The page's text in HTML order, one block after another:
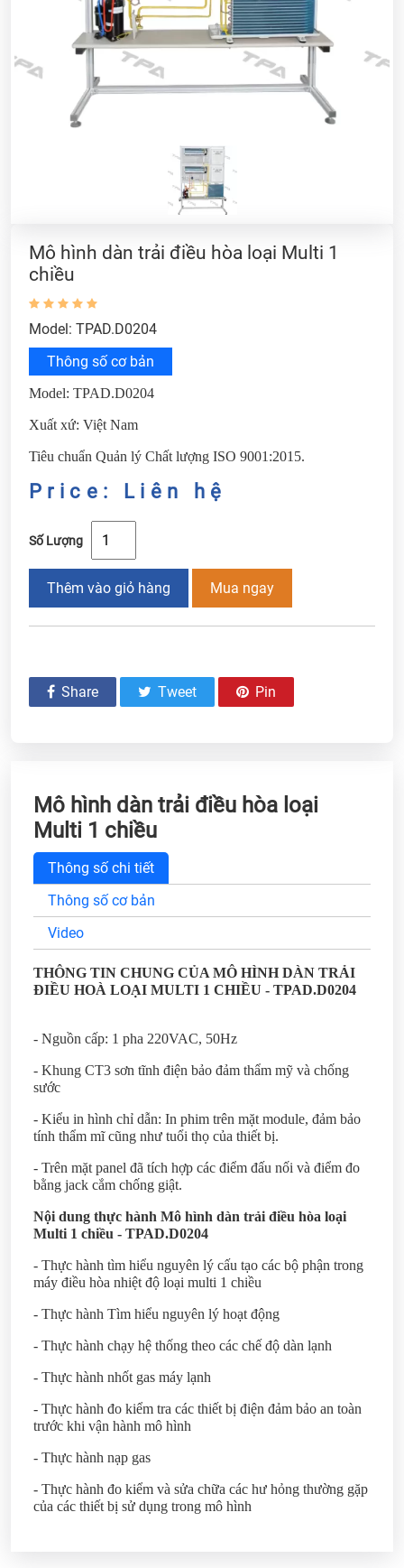
Mô hình dàn trải điều hòa loại Multi 1
chiều
Model: TPAD.D0204
Thông số cơ bản
Model: TPAD.D0204
Xuất xứ: Việt Nam
Tiêu chuẩn Quản lý Chất lượng ISO 9001:2015.
Price: Liên hệ
Số Lượng
Thêm vào giỏ hàng Mua ngay
Share Tweet Pin
Mô hình dàn trải điều hòa loại
Multi 1 chiều
Thông số chi tiết
Thông số cơ bản
Video
THÔNG TIN CHUNG CỦA MÔ HÌNH DÀN TRẢI
ĐIỀU HOÀ LOẠI MULTI 1 CHIỀU - TPAD.D0204
- Nguồn cấp: 1 pha 220VAC, 50Hz
- Khung CT3 sơn tĩnh điện bảo đảm thẩm mỹ và chống
sước
- Kiểu in hình chỉ dẫn: In phim trên mặt module, đảm bảo
tính thẩm mĩ cũng như tuổi thọ của thiết bị.
- Trên mặt panel đã tích hợp các điểm đấu nối và điểm đo
bằng jack cắm chống giật.
Nội dung thực hành Mô hình dàn trải điều hòa loại
Multi 1 chiều - TPAD.D0204
- Thực hành tìm hiểu nguyên lý cấu tạo các bộ phận trong
máy điều hòa nhiệt độ loại multi 1 chiều
- Thực hành Tìm hiểu nguyên lý hoạt động
- Thực hành chạy hệ thống theo các chế độ dàn lạnh
- Thực hành nhốt gas máy lạnh
- Thực hành đo kiểm tra các thiết bị điện đảm bảo an toàn
trước khi vận hành mô hình
- Thực hành nạp gas
- Thực hành đo kiểm và sửa chữa các hư hỏng thường gặp
của các thiết bị sử dụng trong mô hình